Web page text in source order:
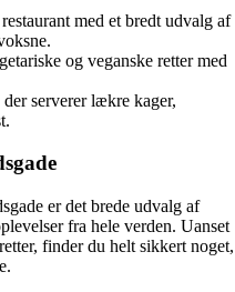
med et bredt udvalg af
og veganske retter med
serverer lækre kager,
er det brede udvalg af
fra hele verden. Uanset
finder du helt sikkert noget,